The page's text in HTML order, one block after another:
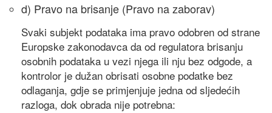
d) Pravo na brisanje (Pravo na zaborav)
Svaki subjekt podataka ima pravo odobren od strane
Europske zakonodavca da od regulatora brisanju
osobnih podataka u vezi njega ili nju bez odgode, a
kontrolor je dužan obrisati osobne podatke bez
odlaganja, gdje se primjenjuje jedna od sljedećih
razloga, dok obrada nije potrebna: